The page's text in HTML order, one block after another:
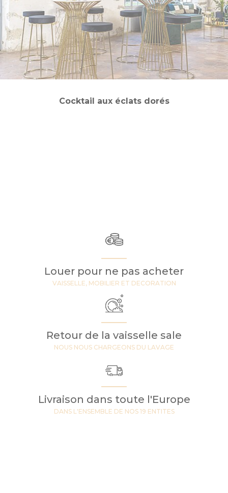
Cocktail aux éclats dorés
Louer pour ne pas acheter
VAISSELLE, MOBILIER ET DECORATION
Retour de la vaisselle sale
NOUS NOUS CHARGEONS DU LAVAGE
Livraison dans toute l'Europe
DANS L'ENSEMBLE DE NOS 19 ENTITES